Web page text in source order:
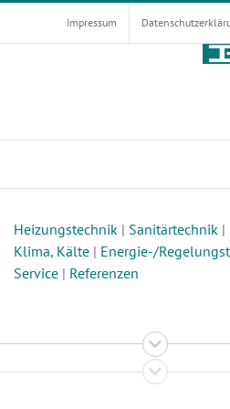
Impressum
Heizungstechnik| Sanitärtechnik|
Klima, Kälte| Energie-/
Service| Referenzen